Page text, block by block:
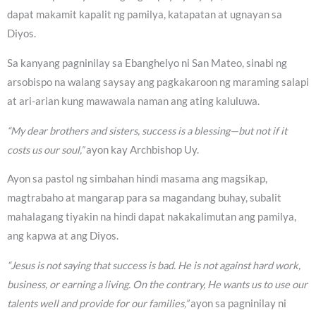
dapat makamit kapalit ng pamilya, katapatan at ugnayan sa
Diyos.
Sa kanyang pagninilay sa Ebanghelyo ni San Mateo, sinabi ng
arsobispo na walang saysay ang pagkakaroon ng maraming salapi
at ari-arian kung mawawala naman ang ating kaluluwa.
“My dear brothers and sisters, success is a blessing—but not if it
costs us our soul,”ayon kay Archbishop Uy.
Ayon sa pastol ng simbahan hindi masama ang magsikap,
magtrabaho at mangarap para sa magandang buhay, subalit
mahalagang tiyakin na hindi dapat nakakalimutan ang pamilya,
ang kapwa at ang Diyos.
“Jesus is not saying that success is bad. He is not against hard work,
business, or earning a living. On the contrary, He wants us to use our
talents well and provide for our families,”ayon sa pagninilay ni